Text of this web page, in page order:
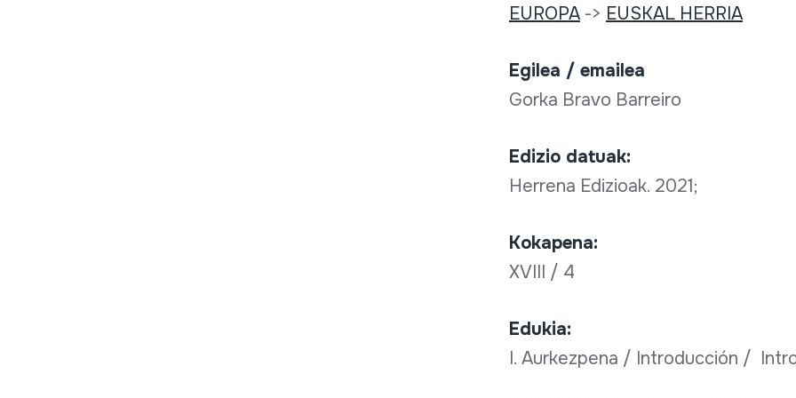
EUROPA-> EUSKAL HERRIA
Egilea / emailea
Gorka Bravo Barreiro
Edizio datuak:
Herrena Edizioak. 2021;
Kokapena:
XVIII / 4
Edukia:
I. Aurkezpena / Introducción /